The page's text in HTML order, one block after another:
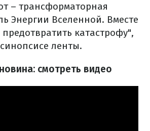
– трансформаторная
Энергии Вселенной. Вместе
катастрофу",
ленты.
: смотреть видео